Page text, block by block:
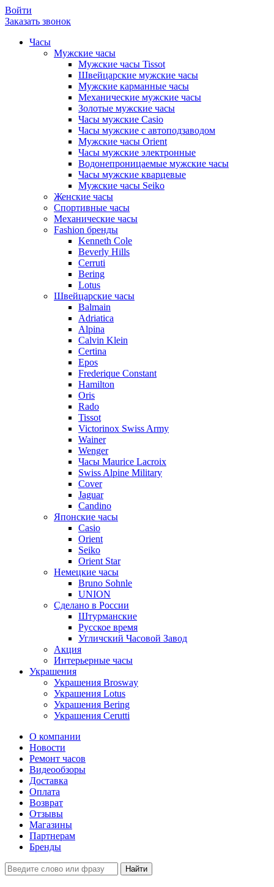
Войти
Заказать звонок
Часы
Мужские часы
Мужские часы Tissot
Швейцарские мужские часы
Мужские карманные часы
Механические мужские часы
Золотые мужские часы
Часы мужские Casio
Часы мужские с автоподзаводом
Мужские часы Orient
Часы мужские электронные
Водонепроницаемые мужские часы
Часы мужские кварцевые
Мужские часы Seiko
Женские часы
Спортивные часы
Механические часы
Fashion бренды
Kenneth Cole
Beverly Hills
Cerruti
Bering
Lotus
Швейцарские часы
Balmain
Adriatica
Alpina
Calvin Klein
Certina
Epos
Frederique Constant
Hamilton
Oris
Rado
Tissot
Victorinox Swiss Army
Wainer
Wenger
Часы Maurice Lacroix
Swiss Alpine Military
Cover
Jaguar
Candino
Японские часы
Casio
Orient
Seiko
Orient Star
Немецкие часы
Bruno Sohnle
UNION
Сделано в России
Штурманские
Русское время
Угличский Часовой Завод
Акция
Интерьерные часы
Украшения
Украшения Brosway
Украшения Lotus
Украшения Bering
Украшения Cerutti
О компании
Новости
Ремонт часов
Видеообзоры
Доставка
Оплата
Возврат
Отзывы
Магазины
Партнерам
Бренды